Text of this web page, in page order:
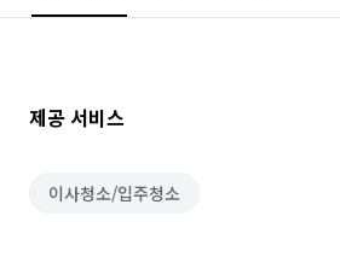
제공 서비스
이사청소/입주청소